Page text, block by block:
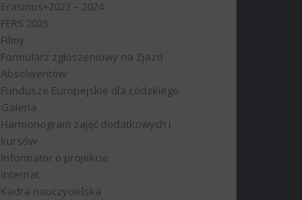
Erasmus+2023 – 2024
FERS 2025
Filmy
Formularz zgłoszeniowy na Zjazd
Absolwentów
Fundusze Europejskie dla Łódzkiego
Galeria
Harmonogram zajęć dodatkowych i
kursów
Informator o projekcie
Internat
Kadra nauczycielska